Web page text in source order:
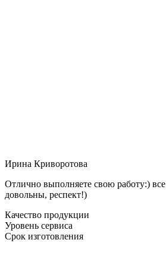
Ирина Криворотова
Отлично выполняете свою работу:) все
довольны, респект!)
Качество продукции
Уровень сервиса
Срок изготовления